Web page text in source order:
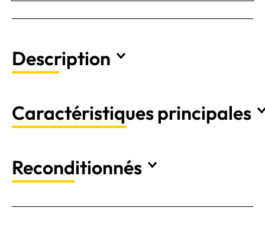
Description
Caractéristiques principales
Reconditionnés